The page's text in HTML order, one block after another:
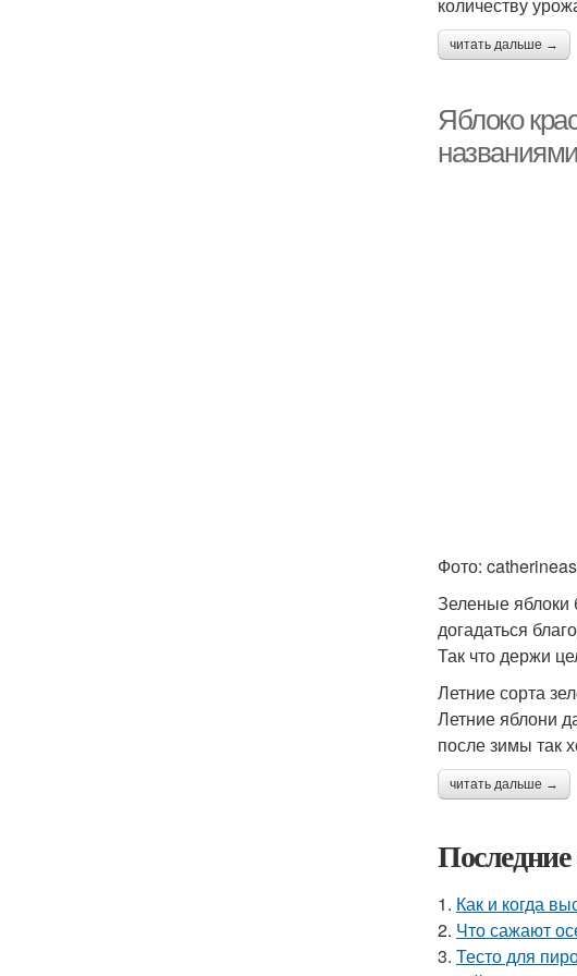
читать дальше →
Яблоко
Фото:
Зеленые яблоки
догадаться
Так что держи
Летние сорта
Летние яблони
после зимы так
читать дальше →
Последние
1. Как и когда
2. Что сажают
3. Тесто для